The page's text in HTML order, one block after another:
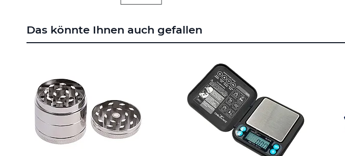
der
Bildgalerie
Das könnte Ihnen auch gefallen